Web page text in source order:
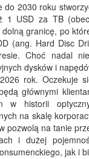
do 2030 roku
1 USD za TB
granicę, po
(ang. Hard Disc
Choć nadal
dysków i
rok. Oczekuje
głównymi
w historii
na skalę
pozwolą na tanie
i dużej
jak i